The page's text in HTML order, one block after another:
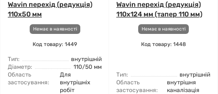
Wavin перехід (редукція)
110x50 мм
Немає в наявності
Код товару: 1449
Тип:
внутрішній
Діаметр:
110/50 мм
Область
застосування:
Для
внутрішніх
робіт
Wavin перехід (редукція)
110x124 мм (тапер 110 мм)
Немає в наявності
Код товару: 1448
Тип:
внутрішній
Область
застосування:
внутрішня
каналізація